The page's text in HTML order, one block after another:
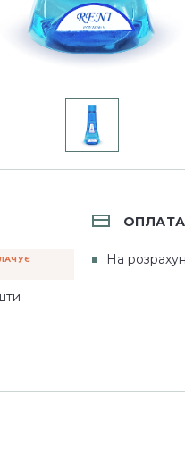
ОПЛАТА
На